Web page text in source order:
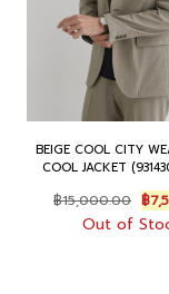
BEIGE COOL CITY
COOL JACKET
฿15,000.00
was:
฿
Out of